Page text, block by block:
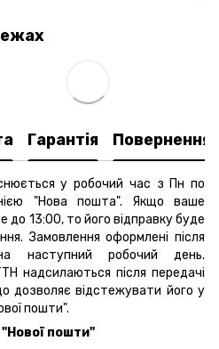
Гарантія Повернення
у робочий час з Пн по
"Нова пошта". Якщо ваше
до 13:00, то його відправку буде
Замовлення оформлені після
наступний робочий день.
надсилаються після передачі
дозволяє відстежувати його у
пошти".
"Нової пошти"